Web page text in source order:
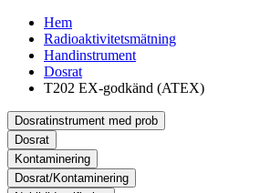
Hem
Radioaktivitetsmätning
Handinstrument
Dosrat
T202 EX-godkänd (ATEX)
Dosratinstrument med prob
Dosrat
Kontaminering
Dosrat/Kontaminering